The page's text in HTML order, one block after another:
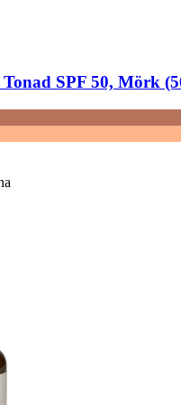
Tonad SPF 50, Mörk